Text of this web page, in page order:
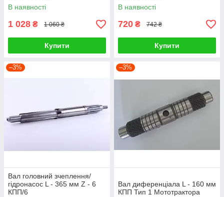
В наявності
1 028 ₴ 1 060 ₴
Купити
В наявності
720 ₴ 742 ₴
Купити
–3%
Вал головний зчеплення/
гідронасос L - 365 мм Z - 6
КПП/6
–3%
Вал диференціала L - 160 мм
КПП Тип 1 Мототрактора